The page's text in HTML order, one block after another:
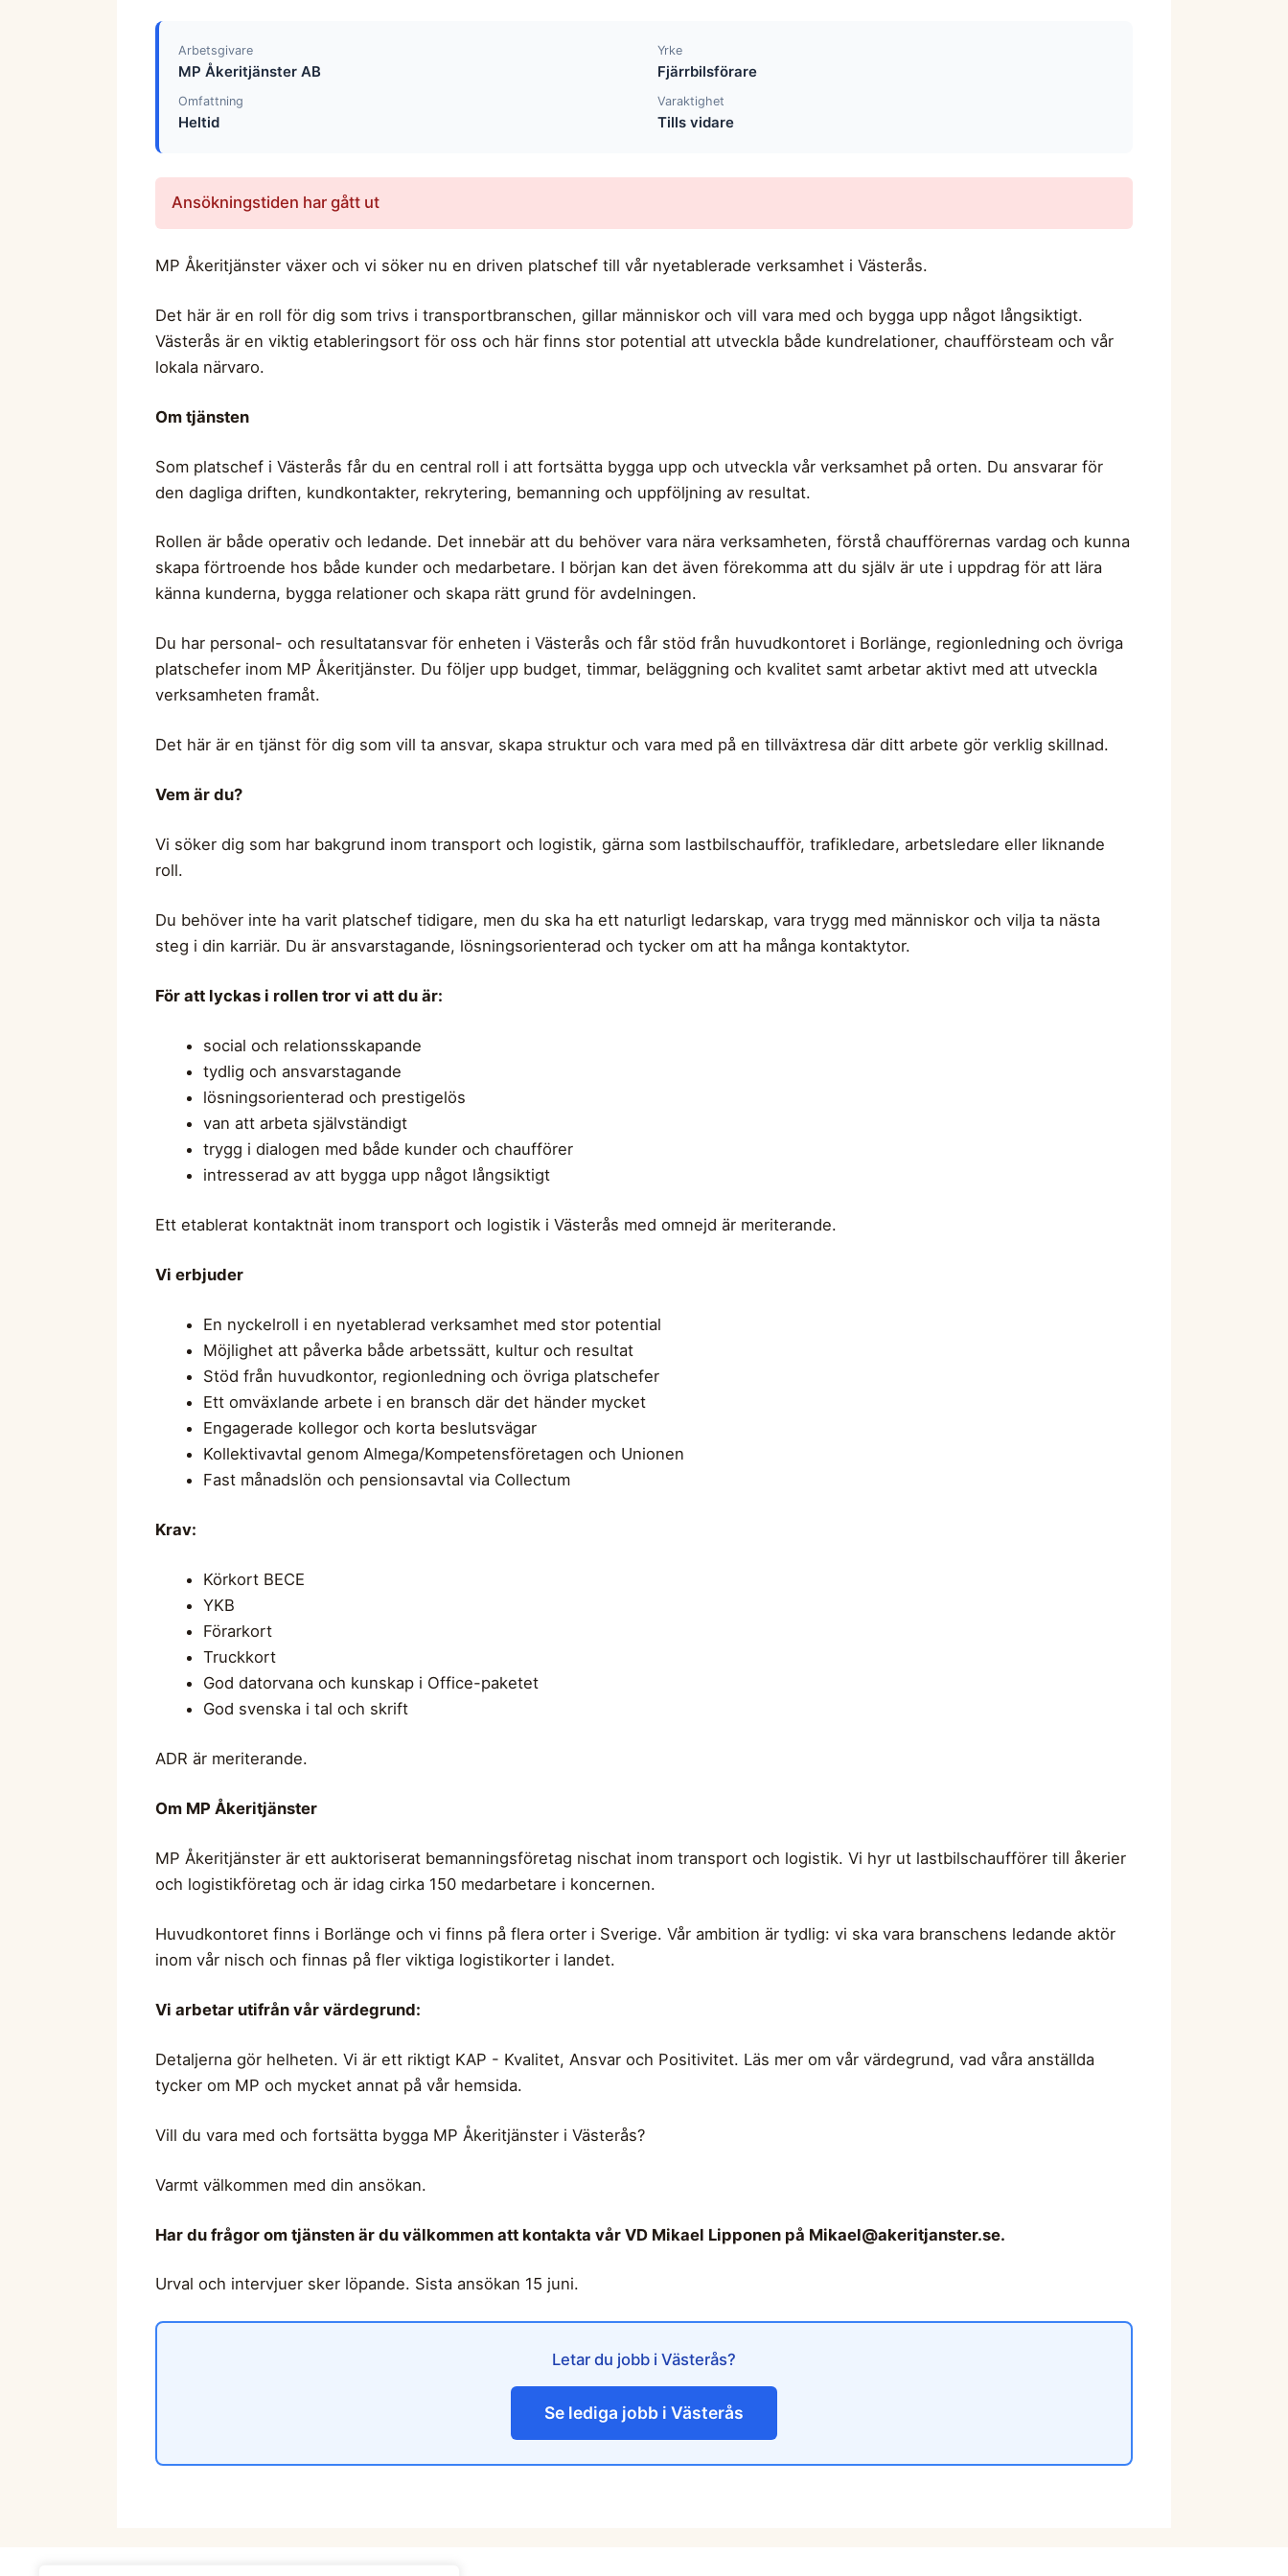
Arbetsgivare
MP Åkeritjänster AB
Yrke
Fjärrbilsförare
Omfattning
Heltid
Varaktighet
Tills vidare
Ansökningstiden har gått ut
MP Åkeritjänster växer och vi söker nu en driven platschef till vår nyetablerade verksamhet i Västerås.
Det här är en roll för dig som trivs i transportbranschen, gillar människor och vill vara med och bygga upp något långsiktigt.
Västerås är en viktig etableringsort för oss och här finns stor potential att utveckla både kundrelationer, chaufförsteam och vår
lokala närvaro.
Om tjänsten
Som platschef i Västerås får du en central roll i att fortsätta bygga upp och utveckla vår verksamhet på orten. Du ansvarar för
den dagliga driften, kundkontakter, rekrytering, bemanning och uppföljning av resultat.
Rollen är både operativ och ledande. Det innebär att du behöver vara nära verksamheten, förstå chaufförernas vardag och kunna
skapa förtroende hos både kunder och medarbetare. I början kan det även förekomma att du själv är ute i uppdrag för att lära
känna kunderna, bygga relationer och skapa rätt grund för avdelningen.
Du har personal- och resultatansvar för enheten i Västerås och får stöd från huvudkontoret i Borlänge, regionledning och övriga
platschefer inom MP Åkeritjänster. Du följer upp budget, timmar, beläggning och kvalitet samt arbetar aktivt med att utveckla
verksamheten framåt.
Det här är en tjänst för dig som vill ta ansvar, skapa struktur och vara med på en tillväxtresa där ditt arbete gör verklig skillnad.
Vem är du?
Vi söker dig som har bakgrund inom transport och logistik, gärna som lastbilschaufför, trafikledare, arbetsledare eller liknande
roll.
Du behöver inte ha varit platschef tidigare, men du ska ha ett naturligt ledarskap, vara trygg med människor och vilja ta nästa
steg i din karriär. Du är ansvarstagande, lösningsorienterad och tycker om att ha många kontaktytor.
För att lyckas i rollen tror vi att du är:
social och relationsskapande
tydlig och ansvarstagande
lösningsorienterad och prestigelös
van att arbeta självständigt
trygg i dialogen med både kunder och chaufförer
intresserad av att bygga upp något långsiktigt
Ett etablerat kontaktnät inom transport och logistik i Västerås med omnejd är meriterande.
Vi erbjuder
En nyckelroll i en nyetablerad verksamhet med stor potential
Möjlighet att påverka både arbetssätt, kultur och resultat
Stöd från huvudkontor, regionledning och övriga platschefer
Ett omväxlande arbete i en bransch där det händer mycket
Engagerade kollegor och korta beslutsvägar
Kollektivavtal genom Almega/Kompetensföretagen och Unionen
Fast månadslön och pensionsavtal via Collectum
Krav:
Körkort BECE
YKB
Förarkort
Truckkort
God datorvana och kunskap i Office-paketet
God svenska i tal och skrift
ADR är meriterande.
Om MP Åkeritjänster
MP Åkeritjänster är ett auktoriserat bemanningsföretag nischat inom transport och logistik. Vi hyr ut lastbilschaufförer till åkerier
och logistikföretag och är idag cirka 150 medarbetare i koncernen.
Huvudkontoret finns i Borlänge och vi finns på flera orter i Sverige. Vår ambition är tydlig: vi ska vara branschens ledande aktör
inom vår nisch och finnas på fler viktiga logistikorter i landet.
Vi arbetar utifrån vår värdegrund:
Detaljerna gör helheten. Vi är ett riktigt KAP - Kvalitet, Ansvar och Positivitet. Läs mer om vår värdegrund, vad våra anställda
tycker om MP och mycket annat på vår hemsida.
Vill du vara med och fortsätta bygga MP Åkeritjänster i Västerås?
Varmt välkommen med din ansökan.
Har du frågor om tjänsten är du välkommen att kontakta vår VD Mikael Lipponen på Mikael@akeritjanster.se.
Urval och intervjuer sker löpande. Sista ansökan 15 juni.
Letar du jobb i Västerås?
Se lediga jobb i Västerås